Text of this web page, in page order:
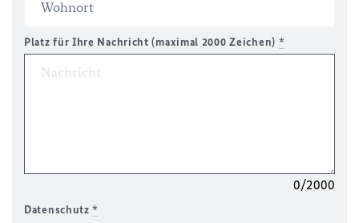
Platz für Ihre Nachricht (maximal 2000 Zeichen) *
0/2000
Datenschutz*